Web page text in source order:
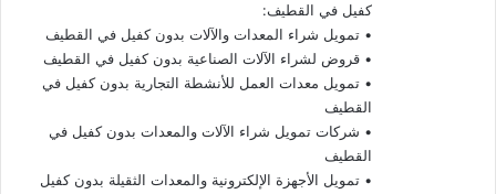
كفيل في القطيف:
• تمويل شراء المعدات والآلات بدون كفيل في القطيف
• قروض لشراء الآلات الصناعية بدون كفيل في القطيف
• تمويل معدات العمل للأنشطة التجارية بدون كفيل في
القطيف
• شركات تمويل شراء الآلات والمعدات بدون كفيل في
القطيف
• تمويل الأجهزة الإلكترونية والمعدات الثقيلة بدون كفيل